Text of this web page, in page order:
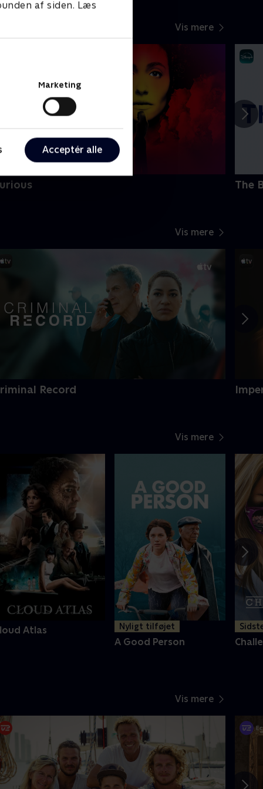
af siden. Læs
Marketing
Acceptér alle
Vis mere
The
Vis mere
Record
Vis mere
Atlas Nyligt tilføjet
A Good Person
Vis mere